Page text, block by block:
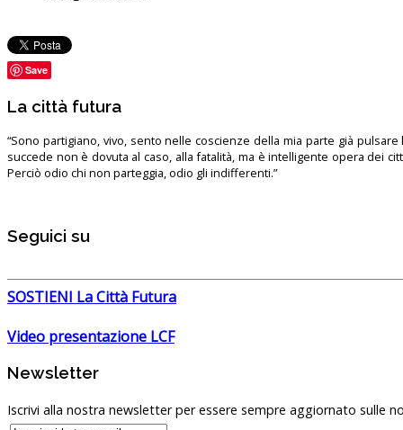
Save
La città futura
“Sono partigiano, vivo, sento nelle coscienze della mia parte già pulsare
succede non è dovuta al caso, alla fatalità, ma è intelligente opera dei
Perciò odio chi non parteggia, odio gli indifferenti.”
Seguici su
SOSTIENI La Città Futura
Video presentazione LCF
Newsletter
Iscrivi alla nostra newsletter per essere sempre aggiornato sulle